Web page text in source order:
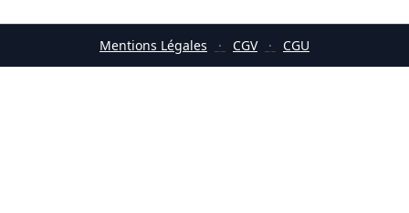
Mentions Légales · CGV · CGU